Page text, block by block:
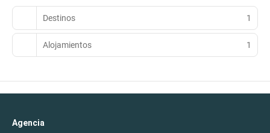
Destinos 1
Alojamientos 1
Agencia